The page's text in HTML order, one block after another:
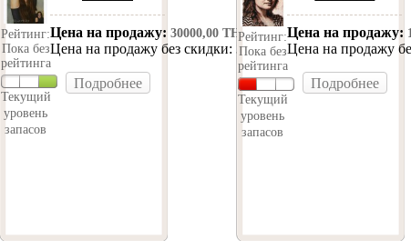
Рейтинг:
Пока без
рейтинга
Текущий
уровень
запасов
Цена на продажу: 30000,00 ТН
Цена на продажу без скидки: 30000,00 ТН
Подробнее
Рейтинг:
Пока без
рейтинга
Текущий
уровень
запасов
Цена на продажу:
Цена на продажу
Подробнее